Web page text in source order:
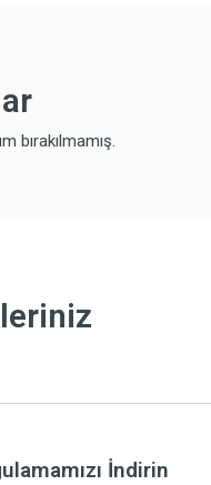
bırakılmamış.
İndirin